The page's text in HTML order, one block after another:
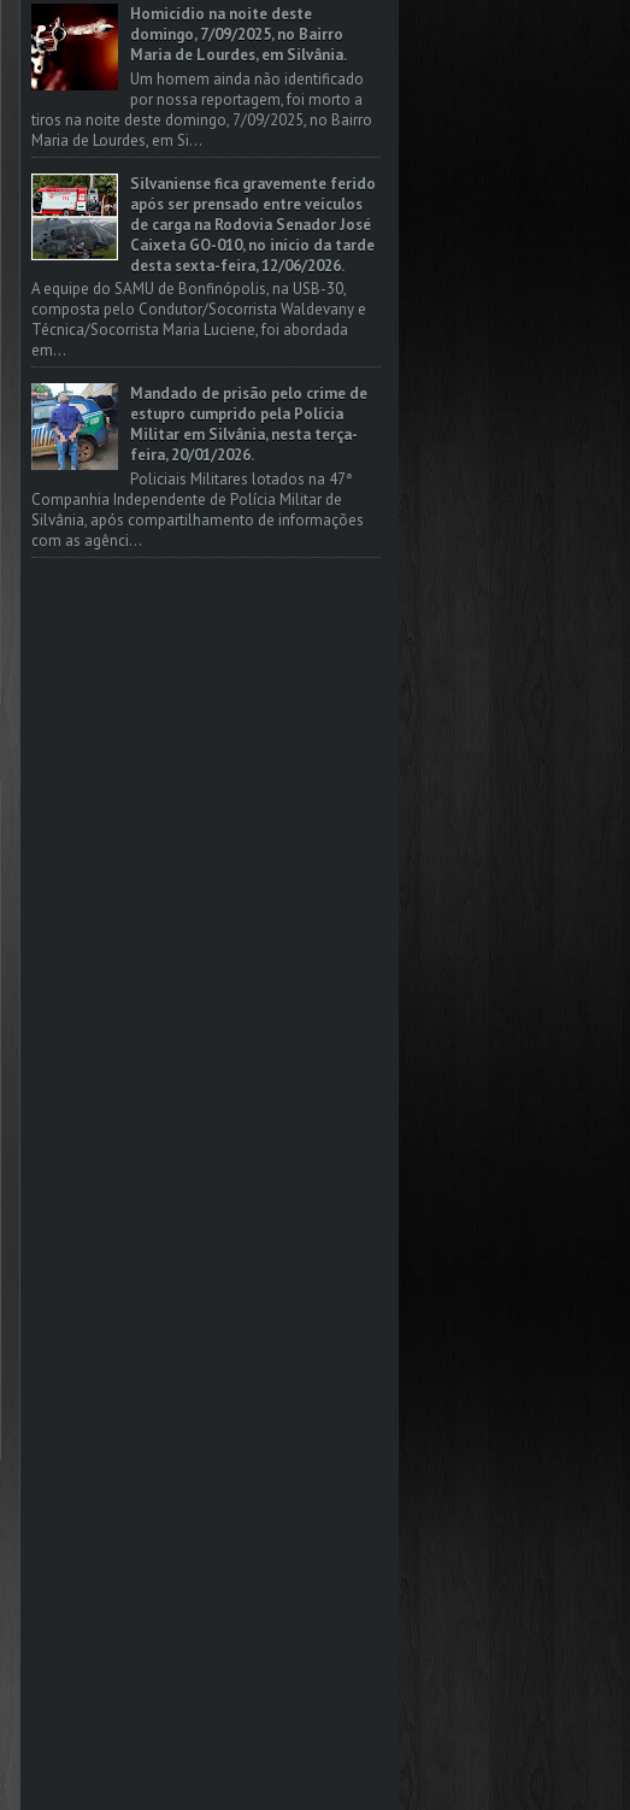
Homicídio na noite deste
domingo, 7/09/2025, no Bairro
Maria de Lourdes, em Silvânia.
Um homem ainda não identificado
por nossa reportagem, foi morto a
tiros na noite deste domingo, 7/09/2025, no Bairro
Maria de Lourdes, em Si...
Silvaniense fica gravemente ferido
após ser prensado entre veículos
de carga na Rodovia Senador José
Caixeta GO-010, no início da tarde
desta sexta-feira, 12/06/2026.
A equipe do SAMU de Bonfinópolis, na USB-30,
composta pelo Condutor/Socorrista Waldevany e
Técnica/Socorrista Maria Luciene, foi abordada
em...
Mandado de prisão pelo crime de
estupro cumprido pela Polícia
Militar em Silvânia, nesta terça-
feira, 20/01/2026.
Policiais Militares lotados na 47ª
Companhia Independente de Polícia Militar de
Silvânia, após compartilhamento de informações
com as agênci...